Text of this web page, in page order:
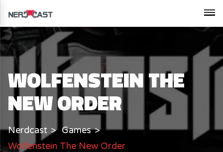
WOLFENSTEIN THE
NEW ORDER
Nerdcast
Games
Wolfenstein The New Order